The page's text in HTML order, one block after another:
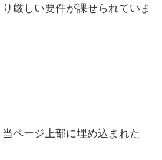
厳しい要件が課せられていま
ページ上部に埋め込まれた